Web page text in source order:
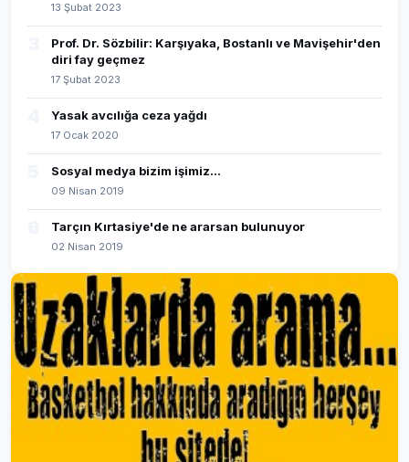
13 Şubat 2023
Prof. Dr. Sözbilir: Karşıyaka, Bostanlı ve Mavişehir'den
diri fay geçmez
17 Şubat 2023
Yasak avcılığa ceza yağdı
17 Ocak 2020
Sosyal medya bizim işimiz...
09 Nisan 2019
Tarçın Kırtasiye'de ne ararsan bulunuyor
02 Nisan 2019